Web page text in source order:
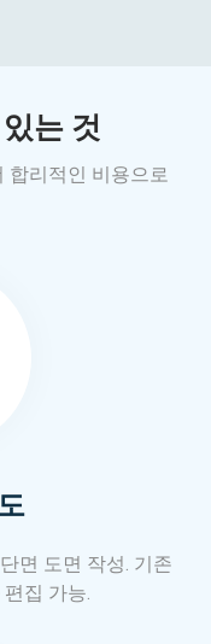
는 것
합리적인 비용으로
면 도면 작성. 기존
집 가능.